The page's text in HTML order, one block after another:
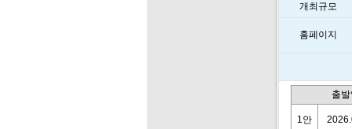
개최규모
홈페이지
출
1안